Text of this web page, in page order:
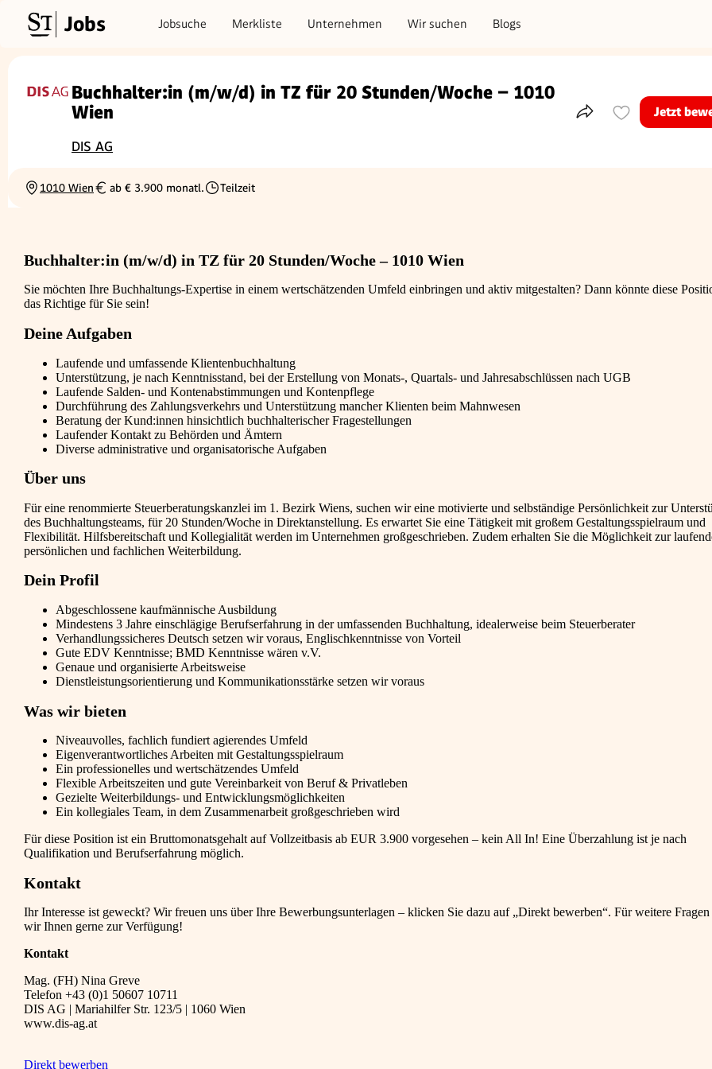
Jobs Jobsuche Merkliste Unternehmen Wir suchen Blogs
Buchhalter:in (m/w/d) in TZ für 20 Stunden/Woche – 1010
Wien
DIS AG
Teile dieses Inserat
Jetzt
Ortschaft
1010 Wien
Gehalt
ab € 3.900 monatl.
Beschäftigungsart
Teilzeit
Buchhalter:in (m/w/d) in TZ für 20 Stunden/Woche – 1010 Wien
Sie möchten Ihre Buchhaltungs-Expertise in einem wertschätzenden Umfeld einbringen und aktiv mitgestalten? Dann könnte diese
das Richtige für Sie sein!
Deine Aufgaben
Laufende und umfassende Klientenbuchhaltung
Unterstützung, je nach Kenntnisstand, bei der Erstellung von Monats-, Quartals- und Jahresabschlüssen nach UGB
Laufende Salden- und Kontenabstimmungen und Kontenpflege
Durchführung des Zahlungsverkehrs und Unterstützung mancher Klienten beim Mahnwesen
Beratung der Kund:innen hinsichtlich buchhalterischer Fragestellungen
Laufender Kontakt zu Behörden und Ämtern
Diverse administrative und organisatorische Aufgaben
Über uns
Für eine renommierte Steuerberatungskanzlei im 1. Bezirk Wiens, suchen wir eine motivierte und selbständige Persönlichkeit zur
des Buchhaltungsteams, für 20 Stunden/Woche in Direktanstellung. Es erwartet Sie eine Tätigkeit mit großem Gestaltungsspielraum und
Flexibilität. Hilfsbereitschaft und Kollegialität werden im Unternehmen großgeschrieben. Zudem erhalten Sie die Möglichkeit zur
persönlichen und fachlichen Weiterbildung.
Dein Profil
Abgeschlossene kaufmännische Ausbildung
Mindestens 3 Jahre einschlägige Berufserfahrung in der umfassenden Buchhaltung, idealerweise beim Steuerberater
Verhandlungssicheres Deutsch setzen wir voraus, Englischkenntnisse von Vorteil
Gute EDV Kenntnisse; BMD Kenntnisse wären v.V.
Genaue und organisierte Arbeitsweise
Dienstleistungsorientierung und Kommunikationsstärke setzen wir voraus
Was wir bieten
Niveauvolles, fachlich fundiert agierendes Umfeld
Eigenverantwortliches Arbeiten mit Gestaltungsspielraum
Ein professionelles und wertschätzendes Umfeld
Flexible Arbeitszeiten und gute Vereinbarkeit von Beruf & Privatleben
Gezielte Weiterbildungs- und Entwicklungsmöglichkeiten
Ein kollegiales Team, in dem Zusammenarbeit großgeschrieben wird
Für diese Position ist ein Bruttomonatsgehalt auf Vollzeitbasis ab EUR 3.900 vorgesehen – kein All In! Eine Überzahlung ist je nach
Qualifikation und Berufserfahrung möglich.
Kontakt
Ihr Interesse ist geweckt? Wir freuen uns über Ihre Bewerbungsunterlagen – klicken Sie dazu auf „Direkt bewerben“. Für weitere Fragen
wir Ihnen gerne zur Verfügung!
Kontakt
Mag. (FH) Nina Greve
Telefon +43 (0)1 50607 10711
DIS AG | Mariahilfer Str. 123/5 | 1060 Wien
www.dis-ag.at
Direkt bewerben